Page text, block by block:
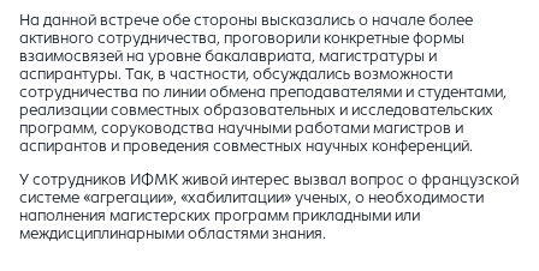
На данной встрече обе стороны высказались о начале более
активного сотрудничества, проговорили конкретные формы
взаимосвязей на уровне бакалавриата, магистратуры и
аспирантуры. Так, в частности, обсуждались возможности
сотрудничества по линии обмена преподавателями и студентами,
реализации совместных образовательных и исследовательских
программ, соруководства научными работами магистров и
аспирантов и проведения совместных научных конференций.
У сотрудников ИФМК живой интерес вызвал вопрос о французской
системе «агрегации», «хабилитации» ученых, о необходимости
наполнения магистерских программ прикладными или
междисциплинарными областями знания.